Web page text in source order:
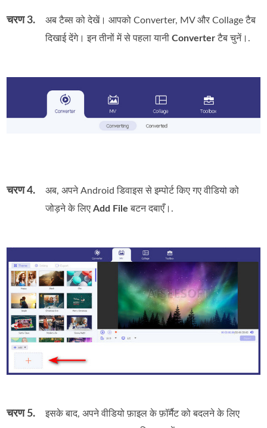
चरण 3.
अब टैब्स को देखें। आपको Converter, MV और Collage टैब
दिखाई देंगे। इन तीनों में से पहला यानीConverterटैब चुनें।.
चरण 4.
अब, अपने Android डिवाइस से इम्पोर्ट किए गए वीडियो को
जोड़ने के लिएAdd File बटन दबाएँ।.
चरण 5.
इसके बाद, अपने वीडियो फ़ाइल के फ़ॉर्मैट को बदलने के लिए